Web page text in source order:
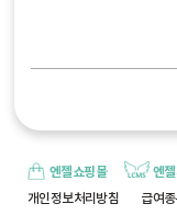
엔젤쇼핑몰
엔
개인정보처리방침
급여